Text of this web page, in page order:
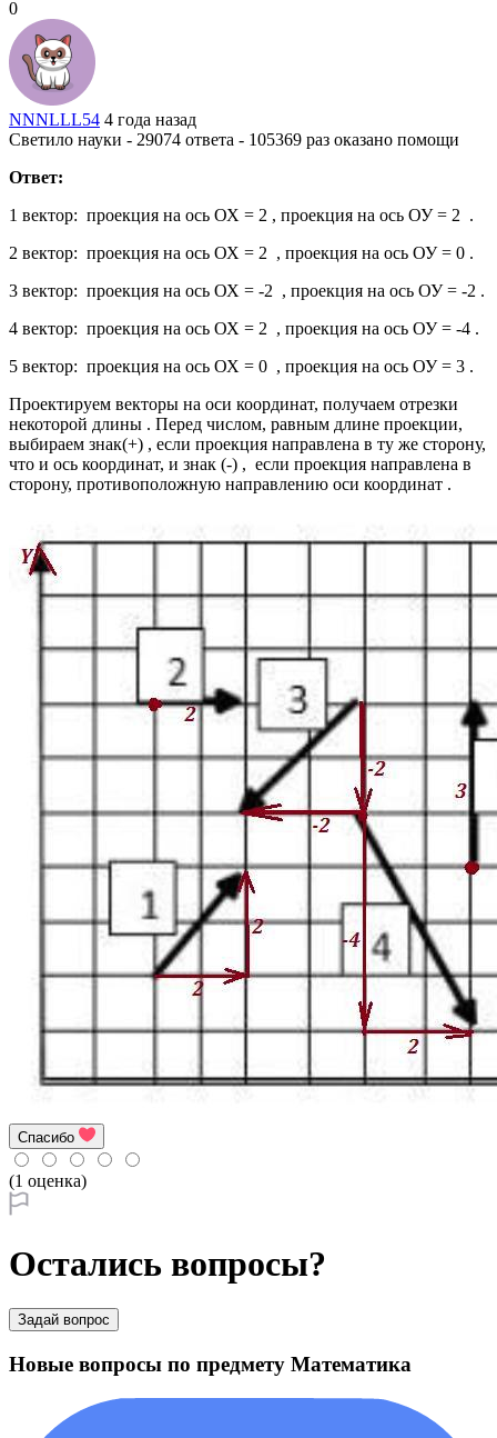
0
NNNLLL54 4 года назад
Светило науки - 29074 ответа - 105369 раз оказано помощи
Ответ:
1 вектор: проекция на ось ОХ = 2 , проекция на ось ОУ = 2 .
2 вектор: проекция на ось ОХ = 2 , проекция на ось ОУ = 0 .
3 вектор: проекция на ось ОХ = -2 , проекция на ось ОУ = -2 .
4 вектор: проекция на ось ОХ = 2 , проекция на ось ОУ = -4 .
5 вектор: проекция на ось ОХ = 0 , проекция на ось ОУ = 3 .
Проектируем векторы на оси координат, получаем отрезки
некоторой длины . Перед числом, равным длине проекции,
выбираем знак(+) , если проекция направлена в ту же сторону,
что и ось координат, и знак (-) , если проекция направлена в
сторону, противоположную направлению оси координат .
Спасибо
(1 оценка)
Остались вопросы?
Задай вопрос
Новые вопросы по предмету Математика